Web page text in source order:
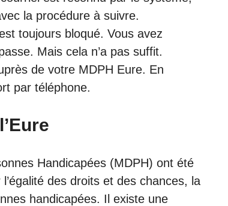
la procédure à suivre.
toujours bloqué. Vous avez
Mais cela n’a pas suffit.
de votre MDPH Eure. En
par téléphone.
Handicapées (MDPH) ont été
des droits et des chances, la
handicapées. Il existe une